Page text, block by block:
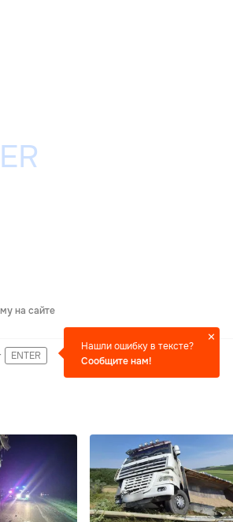
на сайте
ENTER
Нашли ошибку в тексте?
Сообщите нам!